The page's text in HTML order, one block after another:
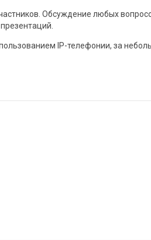
Обсуждение любых
IP-телефонии, за